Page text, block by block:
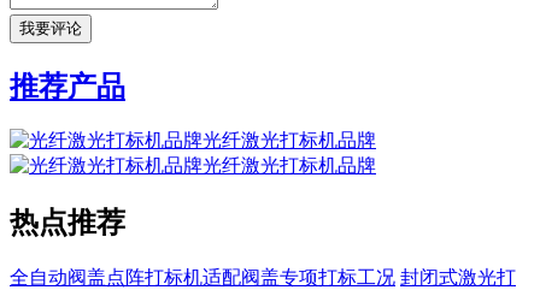
推荐产品
光纤激光打标机品牌
光纤激光打标机品牌
热点推荐
全自动阀盖点阵打标机适配阀盖专项打标工况 封闭式激光打